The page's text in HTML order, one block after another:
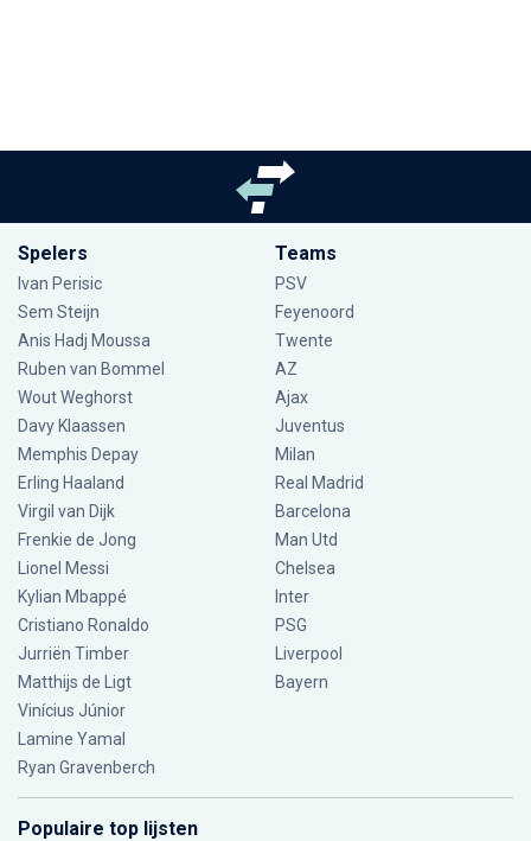
Spelers
Ivan Perisic
Sem Steijn
Anis Hadj Moussa
Ruben van Bommel
Wout Weghorst
Davy Klaassen
Memphis Depay
Erling Haaland
Virgil van Dijk
Frenkie de Jong
Lionel Messi
Kylian Mbappé
Cristiano Ronaldo
Jurriën Timber
Matthijs de Ligt
Vinícius Júnior
Lamine Yamal
Ryan Gravenberch
Teams
PSV
Feyenoord
Twente
AZ
Ajax
Juventus
Milan
Real Madrid
Barcelona
Man Utd
Chelsea
Inter
PSG
Liverpool
Bayern
Populaire top lijsten